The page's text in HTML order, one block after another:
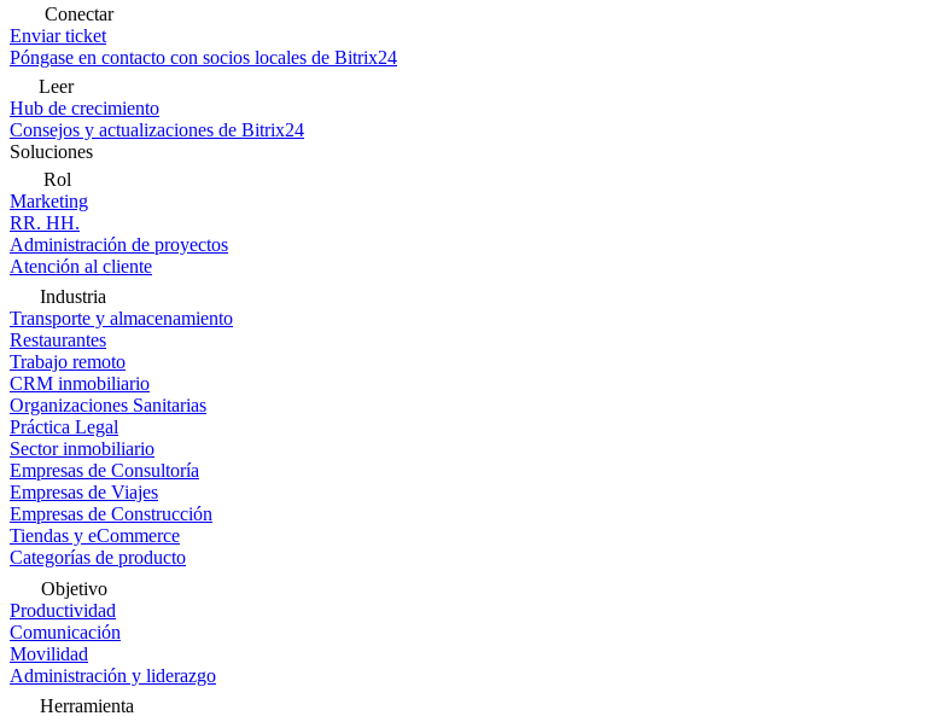
Conectar
Enviar ticket
Póngase en contacto con socios locales de Bitrix24
Leer
Hub de crecimiento
Consejos y actualizaciones de Bitrix24
Soluciones
Rol
Marketing
RR. HH.
Administración de proyectos
Atención al cliente
Industria
Transporte y almacenamiento
Restaurantes
Trabajo remoto
CRM inmobiliario
Organizaciones Sanitarias
Práctica Legal
Sector inmobiliario
Empresas de Consultoría
Empresas de Viajes
Empresas de Construcción
Tiendas y eCommerce
Categorías de producto
Objetivo
Productividad
Comunicación
Movilidad
Administración y liderazgo
Herramienta